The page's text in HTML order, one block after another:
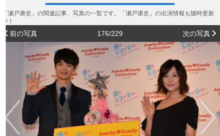
「瀬戸康史」の関連記事、写真の一覧です。「瀬戸康史」の出演情報も随時更新
中！
前の写真 176/229 次の写真